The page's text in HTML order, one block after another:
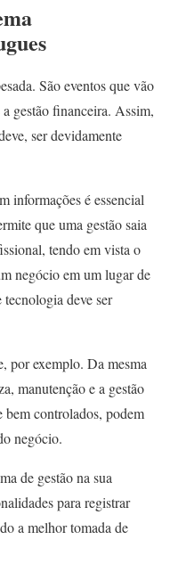
São eventos que vão
a gestão financeira. Assim,
ser devidamente
informações é essencial
que uma gestão saia
tendo em vista o
negócio em um lugar de
tecnologia deve ser
por exemplo. Da mesma
manutenção e a gestão
bem controlados, podem
negócio.
de gestão na sua
para registrar
a melhor tomada de